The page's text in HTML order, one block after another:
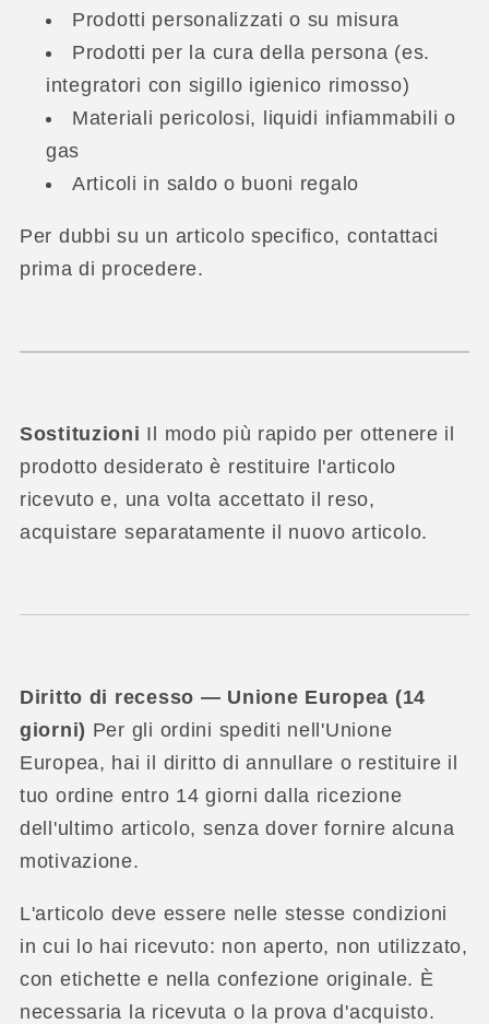
Prodotti personalizzati o su misura
Prodotti per la cura della persona (es.
integratori con sigillo igienico rimosso)
Materiali pericolosi, liquidi infiammabili o
gas
Articoli in saldo o buoni regalo
Per dubbi su un articolo specifico, contattaci
prima di procedere.
Sostituzioni Il modo più rapido per ottenere il
prodotto desiderato è restituire l'articolo
ricevuto e, una volta accettato il reso,
acquistare separatamente il nuovo articolo.
Diritto di recesso — Unione Europea (14
giorni) Per gli ordini spediti nell'Unione
Europea, hai il diritto di annullare o restituire il
tuo ordine entro 14 giorni dalla ricezione
dell'ultimo articolo, senza dover fornire alcuna
motivazione.
L'articolo deve essere nelle stesse condizioni
in cui lo hai ricevuto: non aperto, non utilizzato,
con etichette e nella confezione originale. È
necessaria la ricevuta o la prova d'acquisto.